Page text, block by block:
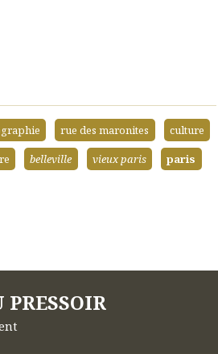
rue des maronites
culture
belleville vieux paris
paris
PRESSOIR